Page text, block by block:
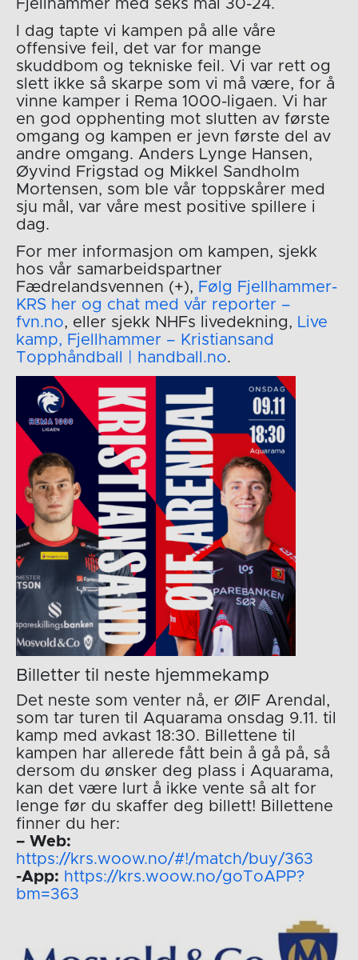
Fjellhammer med seks mål 30-24.
I dag tapte vi kampen på alle våre
offensive feil, det var for mange
skuddbom og tekniske feil. Vi var rett og
slett ikke så skarpe som vi må være, for å
vinne kamper i Rema 1000-ligaen. Vi har
en god opphenting mot slutten av første
omgang og kampen er jevn første del av
andre omgang. Anders Lynge Hansen,
Øyvind Frigstad og Mikkel Sandholm
Mortensen, som ble vår toppskårer med
sju mål, var våre mest positive spillere i
dag.
For mer informasjon om kampen, sjekk
hos vår samarbeidspartner
Fædrelandsvennen (+), Følg Fjellhammer-
KRS her og chat med vår reporter –
fvn.no, eller sjekk NHFs livedekning, Live
kamp, Fjellhammer – Kristiansand
Topphåndball | handball.no.
Billetter til neste hjemmekamp
Det neste som venter nå, er ØIF Arendal,
som tar turen til Aquarama onsdag 9.11. til
kamp med avkast 18:30. Billettene til
kampen har allerede fått bein å gå på, så
dersom du ønsker deg plass i Aquarama,
kan det være lurt å ikke vente så alt for
lenge før du skaffer deg billett! Billettene
finner du her:
– Web:
https://krs.woow.no/#!/match/buy/363
-App: https://krs.woow.no/goToAPP?
bm=363